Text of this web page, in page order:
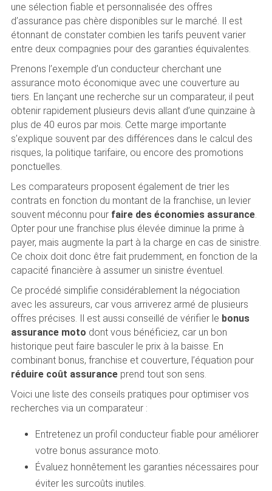
une sélection fiable et personnalisée des offres
d’assurance pas chère disponibles sur le marché. Il est
étonnant de constater combien les tarifs peuvent varier
entre deux compagnies pour des garanties équivalentes.
Prenons l’exemple d’un conducteur cherchant une
assurance moto économique avec une couverture au
tiers. En lançant une recherche sur un comparateur, il peut
obtenir rapidement plusieurs devis allant d’une quinzaine à
plus de 40 euros par mois. Cette marge importante
s’explique souvent par des différences dans le calcul des
risques, la politique tarifaire, ou encore des promotions
ponctuelles.
Les comparateurs proposent également de trier les
contrats en fonction du montant de la franchise, un levier
souvent méconnu pour faire des économies assurance.
Opter pour une franchise plus élevée diminue la prime à
payer, mais augmente la part à la charge en cas de sinistre.
Ce choix doit donc être fait prudemment, en fonction de la
capacité financière à assumer un sinistre éventuel.
Ce procédé simplifie considérablement la négociation
avec les assureurs, car vous arriverez armé de plusieurs
offres précises. Il est aussi conseillé de vérifier le bonus
assurance moto dont vous bénéficiez, car un bon
historique peut faire basculer le prix à la baisse. En
combinant bonus, franchise et couverture, l’équation pour
réduire coût assuranceprend tout son sens.
Voici une liste des conseils pratiques pour optimiser vos
recherches via un comparateur :
Entretenez un profil conducteur fiable pour améliorer
votre bonus assurance moto.
Évaluez honnêtement les garanties nécessaires pour
éviter les surcoûts inutiles.